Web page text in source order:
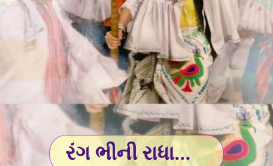
રંગ ભીની રાધા...